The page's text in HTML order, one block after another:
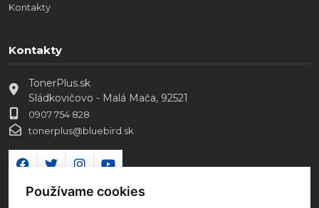
Kontakty
Kontakty
TonerPlus.sk
Sládkovičovo - Malá Mača, 92521
0907 754 828
tonerplus@bluebird.sk
Používame cookies